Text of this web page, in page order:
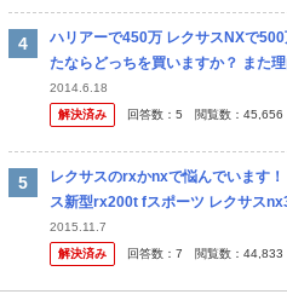
ハリアーで450万 レクサスNXで
たならどっちを買いますか？ また
てください！
2014.6.18
解決済み
回答数： 5 閲覧数： 45,656
レクサスのrxかnxで悩んでいます
ス新型rx200t fスポーツ レクサス
ポーツ どちらが買いでしょうか？
2015.11.7
解決済み
回答数： 7 閲覧数： 44,833